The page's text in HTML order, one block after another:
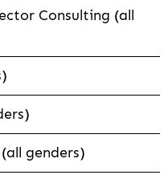
Consulting (all
genders)